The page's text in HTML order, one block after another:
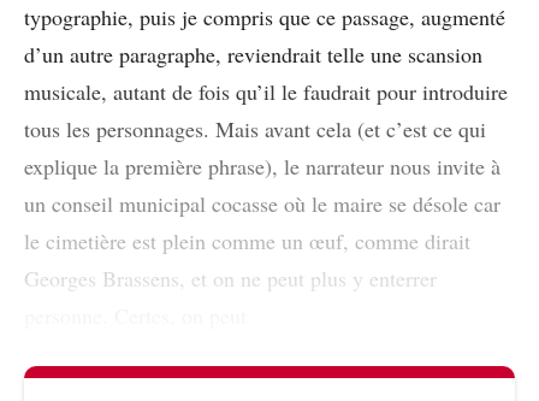
typographie, puis je compris que ce passage, augmenté
d’un autre paragraphe, reviendrait telle une scansion
musicale, autant de fois qu’il le faudrait pour introduire
tous les personnages. Mais avant cela (et c’est ce qui
explique la première phrase), le narrateur nous invite à
un conseil municipal cocasse où le maire se désole car
le cimetière est plein comme un œuf, comme dirait
Georges Brassens, et on ne peut plus y enterrer